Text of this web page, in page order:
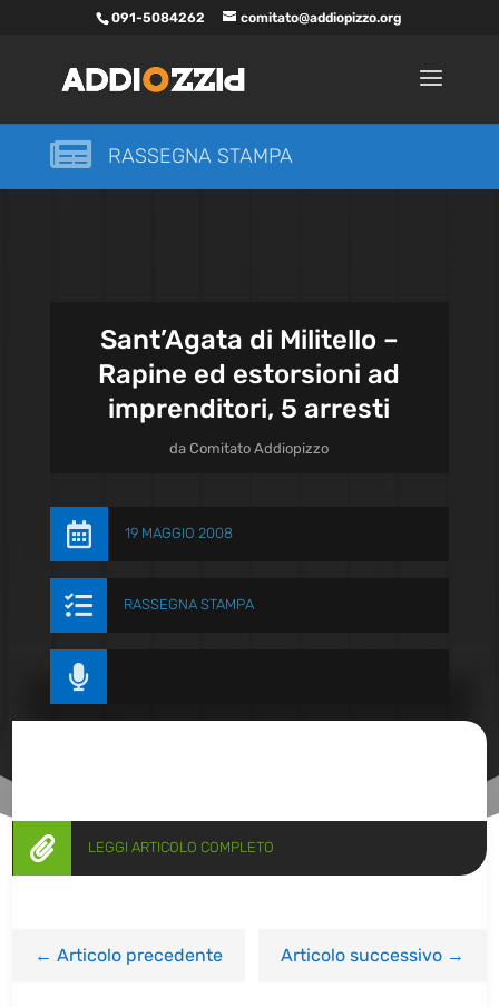
091-5084262 comitato@addiopizzo.org
 RASSEGNA STAMPA
Sant’Agata di Militello –
Rapine ed estorsioni ad
imprenditori, 5 arresti
daComitato Addiopizzo
 19 MAGGIO 2008
 RASSEGNA STAMPA

 LEGGI ARTICOLO COMPLETO
←Articolo precedente Articolo successivo→